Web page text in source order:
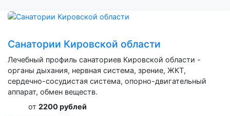
Санатории Кировской области
Лечебный профиль санаториев Кировской области -
органы дыхания, нервная система, зрение, ЖКТ,
сердечно-сосудистая система, опорно-двигательный
аппарат, обмен веществ.
от 2200 рублей